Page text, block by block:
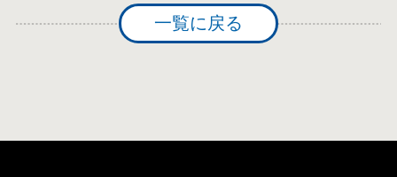
一覧に戻る